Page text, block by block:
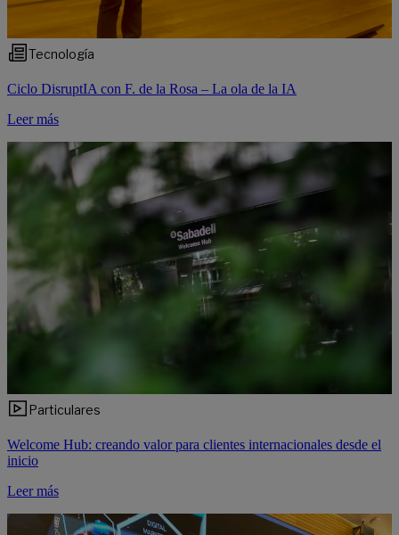
Tecnología
Ciclo DisruptIA con F. de la Rosa – La ola de la IA
Leer más
Particulares
Welcome Hub: creando valor para clientes internacionales desde el
inicio
Leer más